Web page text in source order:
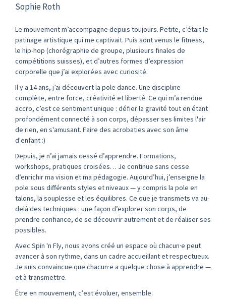
Sophie Roth
Le mouvement m’accompagne depuis toujours. Petite, c’était le
patinage artistique qui me captivait. Puis sont venus le fitness,
le hip-hop (chorégraphie de groupe, plusieurs finales de
compétitions suisses), et d’autres formes d’expression
corporelle que j’ai explorées avec curiosité.
Il y a 14 ans, j’ai découvert la pole dance. Une discipline
complète, entre force, créativité et liberté. Ce qui m’a rendue
accro, c’est ce sentiment unique : défier la gravité tout en étant
profondément connecté à son corps, dépasser ses limites l'air
de rien, en s'amusant. Faire des acrobaties avec son âme
d'enfant :)
Depuis, je n’ai jamais cessé d’apprendre. Formations,
workshops, pratiques croisées… Je continue sans cesse
d’enrichir ma vision et ma pédagogie. Aujourd’hui, j’enseigne la
pole sous différents styles et niveaux — y compris la pole en
talons, la souplesse et les équilibres. Ce que je transmets va au-
delà des techniques : une façon d’explorer son corps, de
prendre confiance, de se découvrir autrement et de réaliser ses
possibles.
Avec Spin 'n Fly, nous avons créé un espace où chacun·e peut
avancer à son rythme, dans un cadre accueillant et respectueux.
Je suis convaincue que chacun·e a quelque chose à apprendre —
et à transmettre.
Être en mouvement, c’est évoluer, ensemble.